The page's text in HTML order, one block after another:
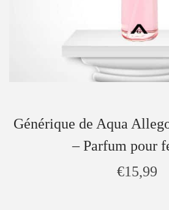
Générique de Aqua
– Parfum pour
€15,99